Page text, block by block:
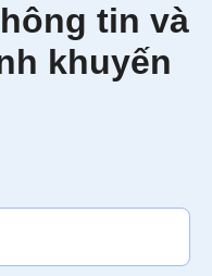
tin và
khuyến